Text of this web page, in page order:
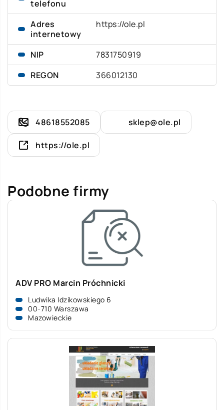
telefonu
Adres
internetowy
https://ole.pl
NIP
7831750919
REGON
366012130
48618552085 sklep@ole.pl
https://ole.pl
Podobne firmy
ADV PRO Marcin Próchnicki
Ludwika Idzikowskiego 6
00-710 Warszawa
Mazowieckie